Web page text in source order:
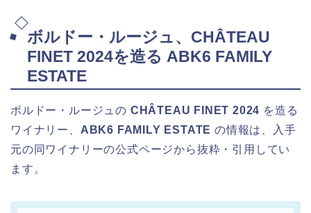
ボルドー・ルージュ、CHÂTEAU
FINET 2024を造る ABK6 FAMILY
ESTATE
ボルドー・ルージュの CHÂTEAU FINET 2024 を造る
ワイナリー、 ABK6 FAMILY ESTATE の情報は、入手
元の同ワイナリーの公式ページから抜粋・引用してい
ます。